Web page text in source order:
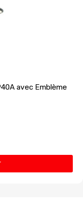
avec Emblème